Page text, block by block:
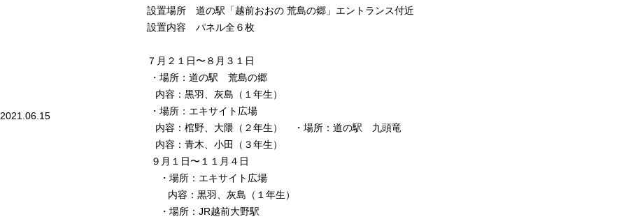
2021.06.15
設置場所 道の駅「越前おおの 荒島の郷」エントランス付近
設置内容 パネル全６枚
７月２１日〜８月３１日
・場所：道の駅 荒島の郷
内容：黒羽、灰島（１年生）
・場所：エキサイト広場
内容：棺野、大隈（２年生） ・場所：道の駅 九頭竜
内容：青木、小田（３年生）
９月１日〜１１月４日
・場所：エキサイト広場
内容：黒羽、灰島（１年生）
・場所：JR越前大野駅